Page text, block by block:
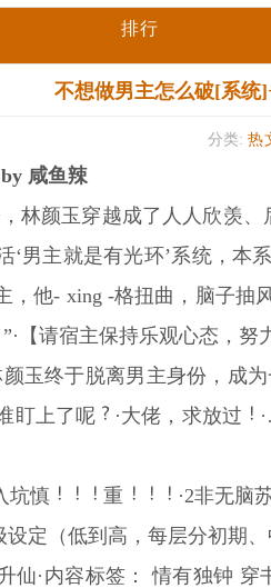
排行
不想做男主怎么破[系统
分类: 热
咸鱼辣
林颜玉穿越成了人人欣羡
‘男主就是有光环’系统，
，他- xing -格扭曲，脑子抽
”·【请宿主保持乐观心态，努
颜玉终于脱离男主身份，成
盯上了呢
·大佬，求放过
坑慎
重
·2非无脑
定（低到高，每层分初期
仙·内容标签： 情有独钟